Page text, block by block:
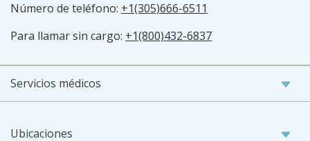
Número de teléfono: +1(305)666-6511
Para llamar sin cargo: +1(800)432-6837
Servicios médicos
Ubicaciones